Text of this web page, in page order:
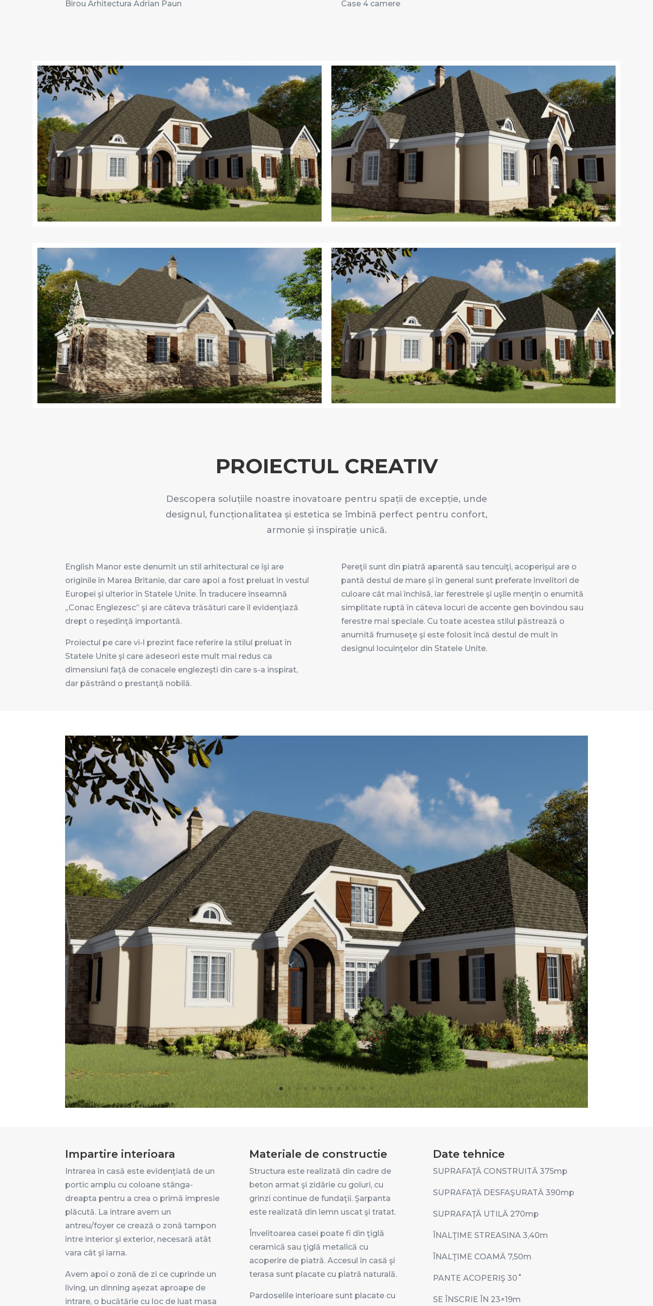
Birou Arhitectura Adrian Paun Case 4 camere
PROIECTUL CREATIV
Descopera soluțiile noastre inovatoare pentru spații de excepție, unde
designul, funcționalitatea și estetica se îmbină perfect pentru confort,
armonie și inspirație unică.
English Manor este denumit un stil arhitectural ce îşi are
originile în Marea Britanie, dar care apoi a fost preluat în vestul
Europei şi ulterior în Statele Unite. În traducere înseamnă
„Conac Englezesc” şi are câteva trăsături care îl evidenţiază
drept o reşedinţă importantă.
Proiectul pe care vi-l prezint face referire la stilul preluat în
Statele Unite şi care adeseori este mult mai redus ca
dimensiuni faţă de conacele englezeşti din care s-a inspirat,
dar păstrând o prestanţă nobilă.
Pereţii sunt din piatră aparentă sau tencuiţi, acoperişul are o
pantă destul de mare şi în general sunt preferate învelitori de
culoare cât mai închisă, iar ferestrele şi uşile menţin o enumită
simplitate ruptă în câteva locuri de accente gen bovindou sau
ferestre mai speciale. Cu toate acestea stilul păstrează o
anumită frumuseţe şi este folosit încă destul de mult în
designul locuinţelor din Statele Unite.
Impartire interioara
Intrarea în casă este evidenţiată de un
portic amplu cu coloane stânga-
dreapta pentru a crea o primă impresie
plăcută. La intrare avem un
antreu/foyer ce crează o zonă tampon
între interior şi exterior, necesară atât
vara cât şi iarna.
Avem apoi o zonă de zi ce cuprinde un
living, un dinning aşezat aproape de
intrare, o bucătărie cu loc de luat masa
Materiale de constructie
Structura este realizată din cadre de
beton armat şi zidărie cu goluri, cu
grinzi continue de fundaţii. Şarpanta
este realizată din lemn uscat şi tratat.
Învelitoarea casei poate fi din ţiglă
ceramică sau ţiglă metalică cu
acoperire de piatră. Accesul în casă şi
terasa sunt placate cu piatră naturală.
Pardoselile interioare sunt placate cu
Date tehnice
SUPRAFAŢĂ CONSTRUITĂ 375mp
SUPRAFAŢĂ DESFAŞURATĂ 390mp
SUPRAFAŢĂ UTILĂ 270mp
ÎNALŢIME STREASINA 3,40m
ÎNALŢIME COAMĂ 7,50m
PANTE ACOPERIŞ 30 ˚
SE ÎNSCRIE ÎN 23×19m